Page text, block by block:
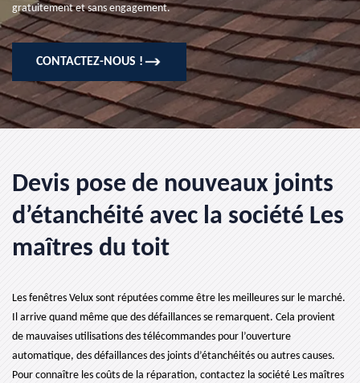
gratuitement et sans engagement.
CONTACTEZ-NOUS !
Devis pose de nouveaux joints
d’étanchéité avec la société Les
maîtres du toit
Les fenêtres Velux sont réputées comme être les meilleures sur le marché.
Il arrive quand même que des défaillances se remarquent. Cela provient
de mauvaises utilisations des télécommandes pour l’ouverture
automatique, des défaillances des joints d’étanchéités ou autres causes.
Pour connaître les coûts de la réparation, contactez la société Les maîtres